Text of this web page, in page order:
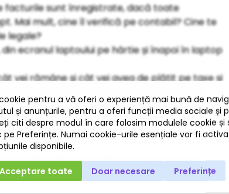
facturile sunt înregistrate, dacă toate
Mai mult, cine îl verifică pe contabil? Cine te
legale?
ecranul laptoului pe hârtie și înapoi în laptop
vei rămâne și cât vei avea de plătit pe taxe și
din contabilitate. Documentele contabile nu
primești datele lunii trecute luna viitoare.
greșește? Cine răspunde? Pornind de la
concrete la care un serviciu de
2 luni în vacanță în Grecia, sau dacă se